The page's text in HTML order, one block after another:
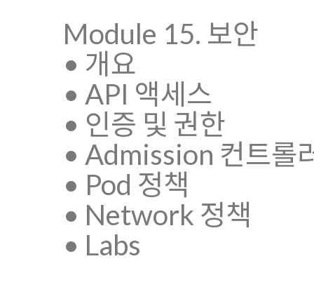
Module 15. 보안
• 개요
• API 액세스
• 인증 및 권한
• Admission 컨트롤
• Pod 정책
• Network 정책
• Labs